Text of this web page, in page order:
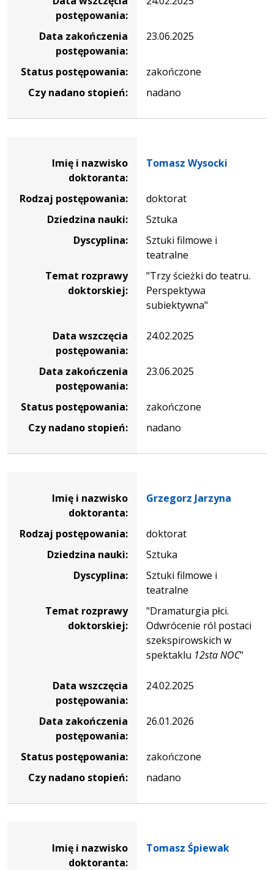
postępowania:
Data zakończenia
postępowania:
23.06.2025
Status postępowania:
zakończone
Czy nadano stopień:
nadano
Imię i nazwisko
doktoranta:
Tomasz Wysocki
Rodzaj postępowania:
doktorat
Dziedzina nauki:
Sztuka
Dyscyplina:
Sztuki filmowe i
teatralne
Temat rozprawy
doktorskiej:
"Trzy ścieżki do teatru.
Perspektywa
subiektywna"
Data wszczęcia
postępowania:
24.02.2025
Data zakończenia
postępowania:
23.06.2025
Status postępowania:
zakończone
Czy nadano stopień:
nadano
Imię i nazwisko
doktoranta:
Grzegorz Jarzyna
Rodzaj postępowania:
doktorat
Dziedzina nauki:
Sztuka
Dyscyplina:
Sztuki filmowe i
teatralne
Temat rozprawy
doktorskiej:
"Dramaturgia płci.
Odwrócenie ról postaci
szekspirowskich w
spektaklu 12sta NOC"
Data wszczęcia
postępowania:
24.02.2025
Data zakończenia
postępowania:
26.01.2026
Status postępowania:
zakończone
Czy nadano stopień:
nadano
Imię i nazwisko
doktoranta:
Tomasz Śpiewak